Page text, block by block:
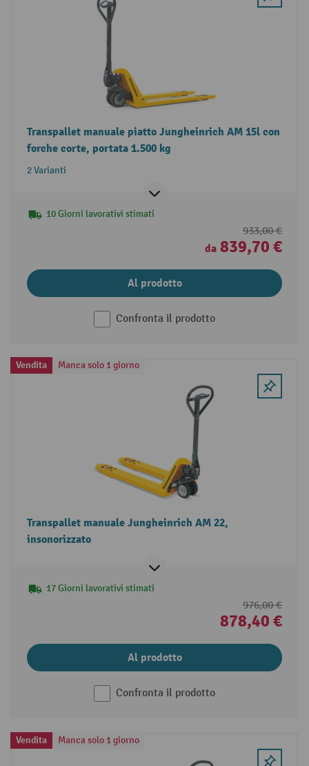
Transpallet manuale piatto Jungheinrich AM 15l con
forche corte, portata 1.500 kg
2 Varianti
10 Giorni lavorativi stimati
933,00 €
da 839,70 €
Al prodotto
Confronta il prodotto
Vendita Manca solo 1 giorno
Transpallet manuale Jungheinrich AM 22,
insonorizzato
17 Giorni lavorativi stimati
976,00 €
878,40 €
Al prodotto
Confronta il prodotto
Vendita Manca solo 1 giorno